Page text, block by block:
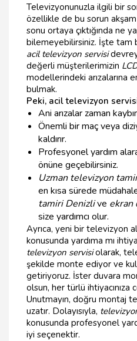
Televizyonunuzla ilgili bir
özellikle de bu sorun
sonu ortaya çıktığında ne
bilemeyebilirsiniz. İşte tam
acil televizyon servisi
değerli müşterilerimizin
modellerindeki arızalarına
bulmak.
Peki, acil televizyon
Ani arızalar zaman
Önemli bir maç veya
kaldırır.
Profesyonel yardım
önüne geçebilirsiniz.
Uzman televizyon
en kısa sürede
tamiri Denizlive ekran
size yardımcı olur.
Ayrıca, yeni bir televizyon
konusunda yardıma mı
televizyon servisiolarak,
şekilde monte ediyor ve
getiriyoruz. İster duvara
olsun, her türlü ihtiyacınıza
Unutmayın, doğru montaj
uzatır. Dolayısıyla,
konusunda profesyonel
iyi seçenektir.